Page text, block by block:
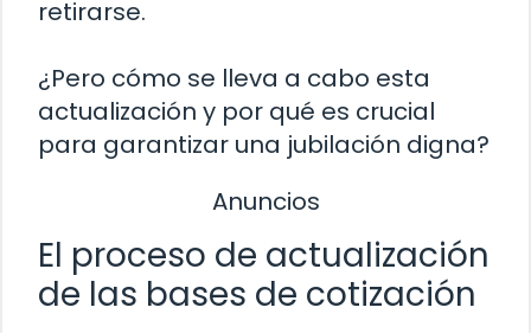
retirarse.
¿Pero cómo se lleva a cabo esta
actualización y por qué es crucial
para garantizar una jubilación digna?
Anuncios
El proceso de actualización
de las bases de cotización